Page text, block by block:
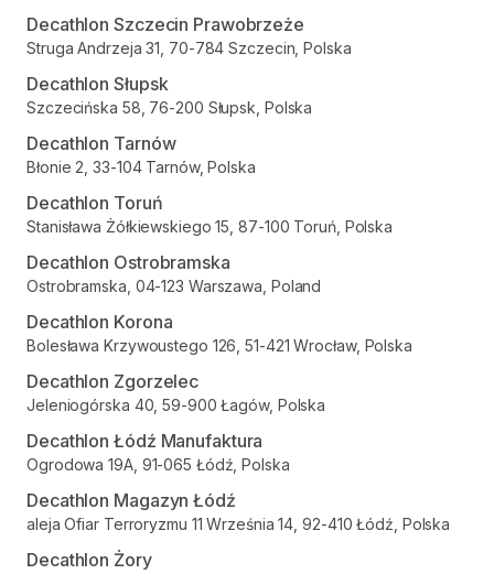
Decathlon Szczecin Prawobrzeże
Struga Andrzeja 31, 70-784 Szczecin, Polska
Decathlon Słupsk
Szczecińska 58, 76-200 Słupsk, Polska
Decathlon Tarnów
Błonie 2, 33-104 Tarnów, Polska
Decathlon Toruń
Stanisława Żółkiewskiego 15, 87-100 Toruń, Polska
Decathlon Ostrobramska
Ostrobramska, 04-123 Warszawa, Poland
Decathlon Korona
Bolesława Krzywoustego 126, 51-421 Wrocław, Polska
Decathlon Zgorzelec
Jeleniogórska 40, 59-900 Łagów, Polska
Decathlon Łódź Manufaktura
Ogrodowa 19A, 91-065 Łódź, Polska
Decathlon Magazyn Łódź
aleja Ofiar Terroryzmu 11 Września 14, 92-410 Łódź, Polska
Decathlon Żory